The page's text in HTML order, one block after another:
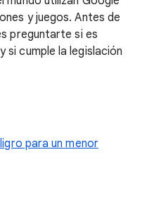
y juegos. Antes de
preguntarte si es
si cumple la legislación
para un menor